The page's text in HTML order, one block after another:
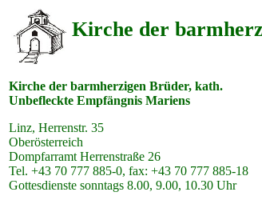
Kirche der
Kirche der barmherzigen Brüder, kath.
Unbefleckte Empfängnis Mariens
Linz, Herrenstr. 35
Oberösterreich
Dompfarramt Herrenstraße 26
Tel. +43 70 777 885-0, fax: +43 70 777 885-18
Gottesdienste sonntags 8.00, 9.00, 10.30 Uhr